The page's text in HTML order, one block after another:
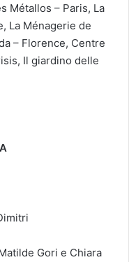
Métallos – Paris, La
La Ménagerie de
– Florence, Centre
Il giardino delle
Gori e Chiara